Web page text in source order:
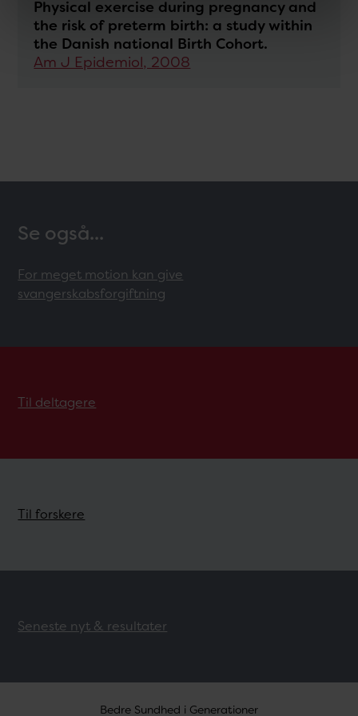
Physical exercise during pregnancy and
the risk of preterm birth: a study within
the Danish national Birth Cohort.
Am J Epidemiol, 2008
Se også...
For meget motion kan give
svangerskabsforgiftning
Til deltagere
Til forskere
Seneste nyt & resultater
Bedre Sundhed i Generationer